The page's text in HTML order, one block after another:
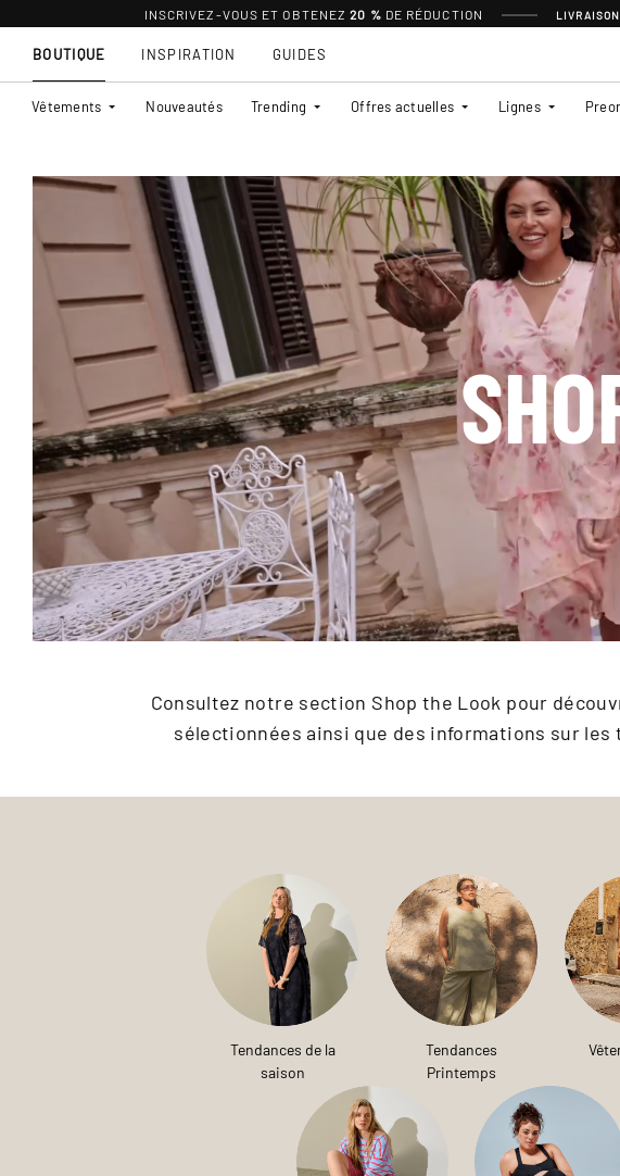
INSCRIVEZ-VOUS ET OBTENEZ 20 % DE RÉDUCTION
BOUTIQUE
Vêtements Nouveautés Trending Offres actuelles Lignes
INSPIRATION GUIDES
Consultez notre section Shop the Look pour
sélectionnées ainsi que des informations sur les
Tendances de la
saison
Tendances
Printemps